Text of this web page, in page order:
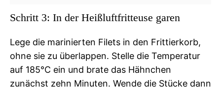
Schritt 3: In der Heißluftfritteuse garen
Lege die marinierten Filets in den Frittierkorb,
ohne sie zu überlappen. Stelle die Temperatur
auf 185°C ein und brate das Hähnchen
zunächst zehn Minuten. Wende die Stücke dann